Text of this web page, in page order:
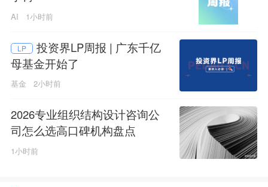
AI 1小时前
LP
投资界LP周报 | 广东千亿
母基金开始了
基金 2小时前
2026专业组织结构设计咨询公
司怎么选高口碑机构盘点
1小时前